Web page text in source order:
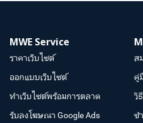
MWE Service
ราคาเว็บไซต์
ออกแบบเว็บไซต์
ทำเว็บไซต์พร้อมการตลาด
รับลงโฆษณา Google Ads
ส
คู่
วิ
ช